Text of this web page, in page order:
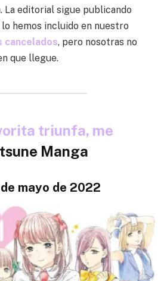
La editorial sigue publicando
hemos incluido en nuestro
cancelados, pero nosotras no
que llegue.
triunfa, me
Manga
mayo de 2022